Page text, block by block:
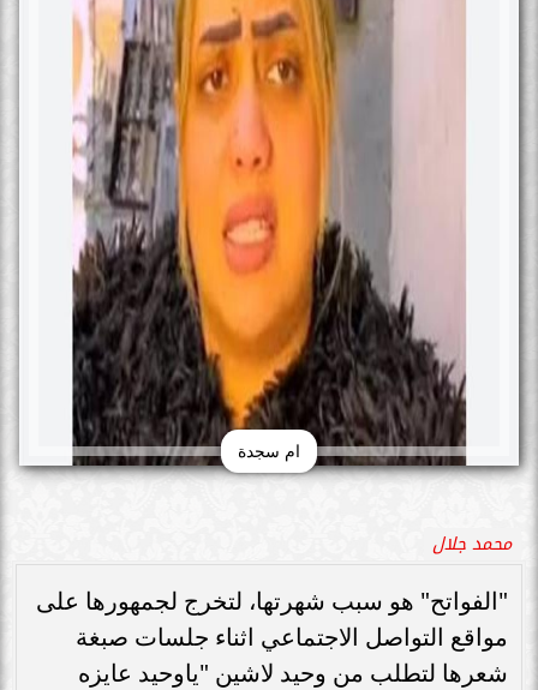
ام سجدة
محمد جلال
"الفواتح" هو سبب شهرتها، لتخرج لجمهورها على
مواقع التواصل الاجتماعي اثناء جلسات صبغة
شعرها لتطلب من وحيد لاشين "ياوحيد عايزه